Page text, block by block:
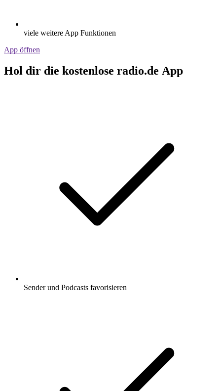
viele weitere App Funktionen
App öffnen
Hol dir die kostenlose radio.de App
Sender und Podcasts favorisieren